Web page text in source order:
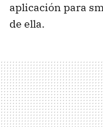
aplicación para
de ella.